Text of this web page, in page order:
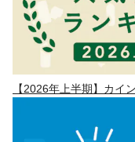
【2026年上半期】カイ